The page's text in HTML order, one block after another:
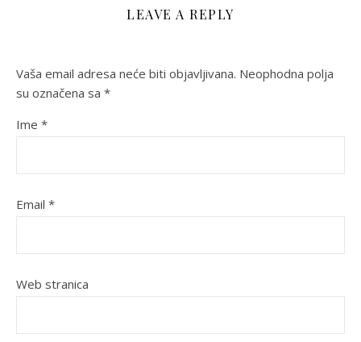
LEAVE A REPLY
Vaša email adresa neće biti objavljivana. Neophodna polja
su označena sa *
Ime *
Email *
Web stranica